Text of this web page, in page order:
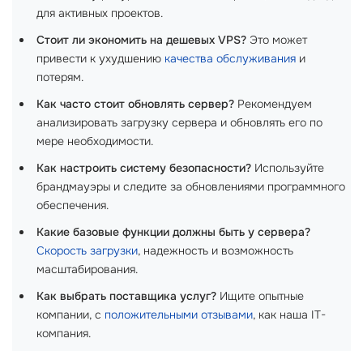
для активных проектов.
Стоит ли экономить на дешевых VPS? Это может
привести к ухудшению качества обслуживания и
потерям.
Как часто стоит обновлять сервер? Рекомендуем
анализировать загрузку сервера и обновлять его по
мере необходимости.
Как настроить систему безопасности? Используйте
брандмауэры и следите за обновлениями программного
обеспечения.
Какие базовые функции должны быть у сервера?
Скорость загрузки, надежность и возможность
масштабирования.
Как выбрать поставщика услуг? Ищите опытные
компании, с положительными отзывами, как наша IT-
компания.